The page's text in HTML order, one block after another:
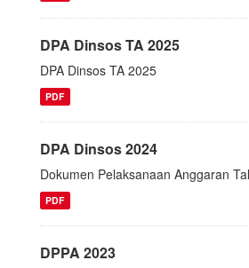
DPA Dinsos TA 2025
DPA Dinsos TA 2025
PDF
DPA Dinsos 2024
Dokumen Pelaksanaan Anggaran
PDF
DPPA 2023